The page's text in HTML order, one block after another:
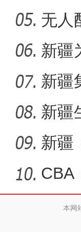
大迁
无人
新疆
了
新疆
新疆
受审
新疆
脖”
CBA
本网